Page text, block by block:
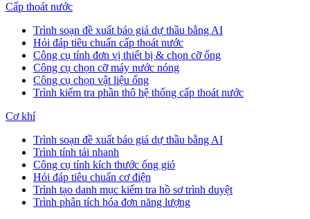
Cấp thoát nước
Trình soạn đề xuất báo giá dự thầu bằng AI
Hỏi đáp tiêu chuẩn cấp thoát nước
Công cụ tính đơn vị thiết bị & chọn cỡ ống
Công cụ chọn cỡ máy nước nóng
Công cụ chọn vật liệu ống
Trình kiểm tra phần thô hệ thống cấp thoát nước
Cơ khí
Trình soạn đề xuất báo giá dự thầu bằng AI
Trình tính tải nhanh
Công cụ tính kích thước ống gió
Hỏi đáp tiêu chuẩn cơ điện
Trình tạo danh mục kiểm tra hồ sơ trình duyệt
Trình phân tích hóa đơn năng lượng